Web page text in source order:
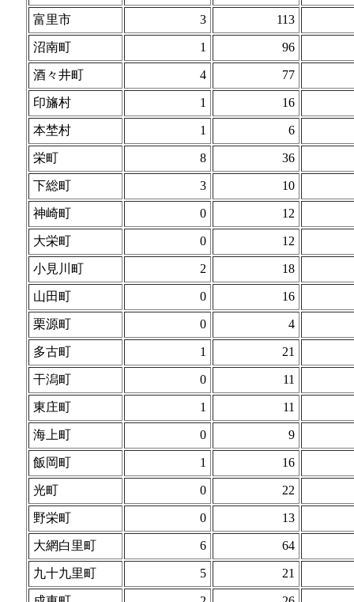
富里市 3 113
沼南町 1 96
酒々井町 4 77
印旛村 1 16
本埜村 1 6
栄町 8 36
下総町 3 10
神崎町 0 12
大栄町 0 12
小見川町 2 18
山田町 0 16
栗源町 0 4
多古町 1 21
干潟町 0 11
東庄町 1 11
海上町 0 9
飯岡町 1 16
光町 0 22
野栄町 0 13
大網白里町 6 64
九十九里町 5 21